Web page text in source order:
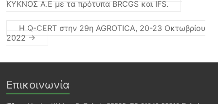
ΚΥΚΝΟΣ Α.Ε με τα πρότυπα BRCGS και IFS.
Η Q-CERT στην 29η AGROTICA, 20-23 Οκτωβρίου
2022 →
Επικοινωνία